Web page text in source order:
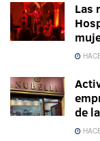
Las
de